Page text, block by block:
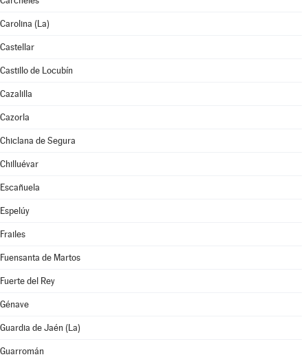
Carolina (La)
Castellar
Castillo de Locubín
Cazalilla
Cazorla
Chiclana de Segura
Chilluévar
Escañuela
Espelúy
Frailes
Fuensanta de Martos
Fuerte del Rey
Génave
Guardia de Jaén (La)
Guarromán